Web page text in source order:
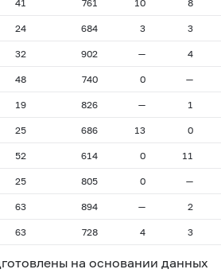
41 761 10 8
24 684 3 3
32 902 — 4
48 740 0 —
19 826 — 1
25 686 13 0
52 614 0 11
25 805 0 —
63 894 — 2
63 728 4 3
на основании данных